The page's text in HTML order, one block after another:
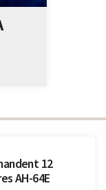
12
AH-64E